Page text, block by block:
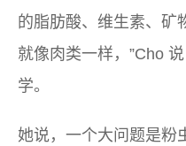
的脂肪酸、维生素、矿
就像肉类一样，”Cho
学。
她说，一个大问题是粉